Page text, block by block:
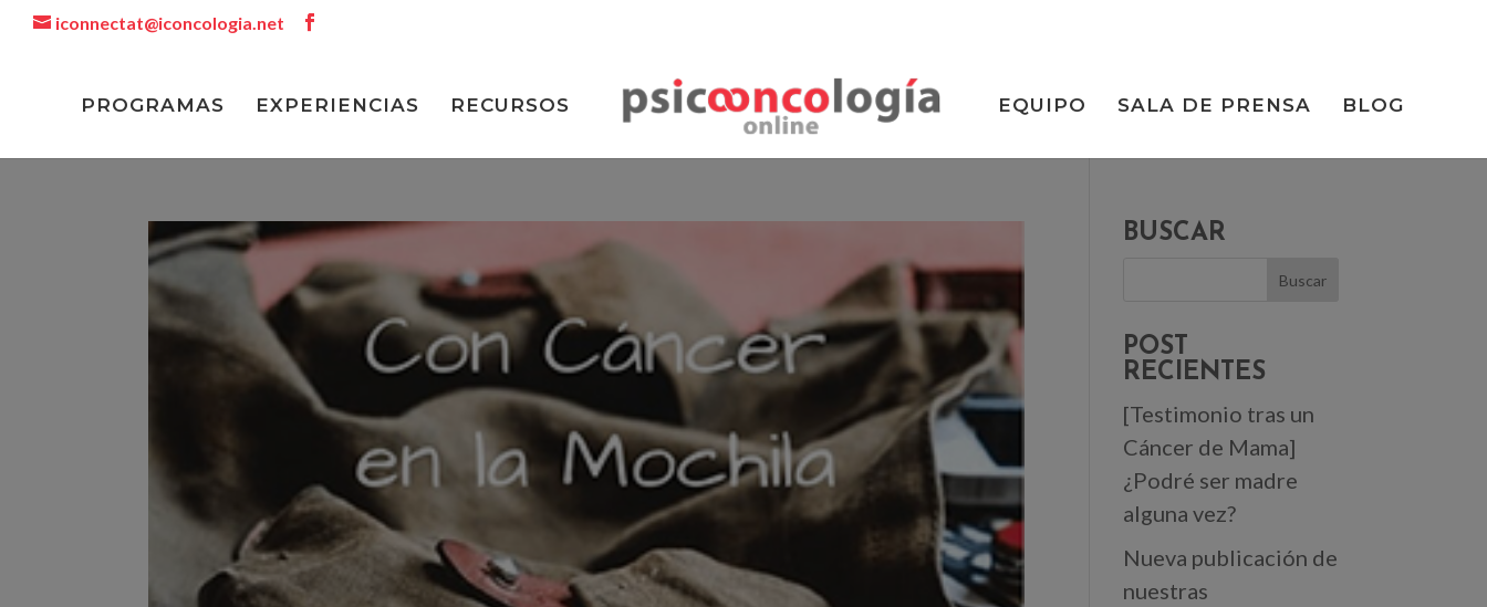
iconnectat@iconcologia.net
PROGRAMAS EXPERIENCIAS RECURSOS EQUIPO SALA DE PRENSA BLOG
BUSCAR
POST
RECIENTES
[Testimonio tras un
Cáncer de Mama]
¿Podré ser madre
alguna vez?
Nueva publicación de
nuestras